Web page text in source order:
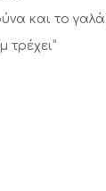
και το
τρέχει”